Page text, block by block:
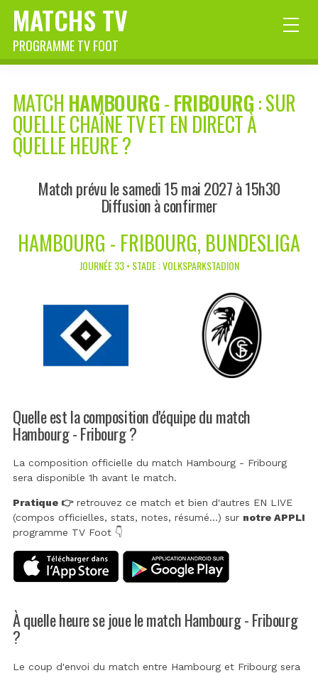
MATCHS TV
PROGRAMME TV FOOT
MATCH HAMBOURG-FRIBOURG: SUR
QUELLE CHAÎNE TV ET EN DIRECT À
QUELLE HEURE ?
Match prévu le samedi 15 mai 2027 à 15h30
Diffusion à confirmer
HAMBOURG - FRIBOURG, BUNDESLIGA
JOURNÉE 33 • STADE : VOLKSPARKSTADION
Quelle est la composition d'équipe du match
Hambourg - Fribourg ?
La composition officielle du match Hambourg - Fribourg
sera disponible 1h avant le match.
Pratique 👉retrouvez ce match et bien d'autres EN LIVE
(compos officielles, stats, notes, résumé...) sur notre APPLI
programme TV Foot 👇
À quelle heure se joue le match Hambourg - Fribourg
?
Le coup d'envoi du match entre Hambourg et Fribourg sera